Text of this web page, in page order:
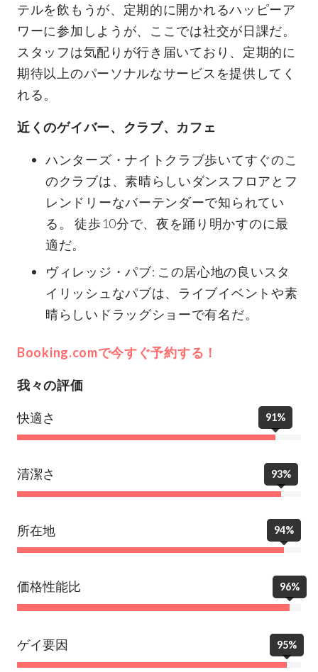
テルを飲もうが、定期的に開かれるハッピーア
ワーに参加しようが、ここでは社交が日課だ。
スタッフは気配りが行き届いており、定期的に
期待以上のパーソナルなサービスを提供してく
れる。
近くのゲイバー、クラブ、カフェ
ハンターズ・ナイトクラブ歩いてすぐのこ
のクラブは、素晴らしいダンスフロアとフ
レンドリーなバーテンダーで知られてい
る。 徒歩10分で、夜を踊り明かすのに最
適だ。
ヴィレッジ・パブ: この居心地の良いスタ
イリッシュなパブは、ライブイベントや素
晴らしいドラッグショーで有名だ。
Booking.comで今すぐ予約する！
我々の評価
快適さ 91%
清潔さ 93%
所在地 94%
価格性能比 96%
ゲイ要因 95%